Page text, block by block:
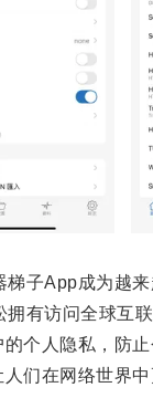
子App成为越来
访问全球互联
人隐私，防止
在网络世界中